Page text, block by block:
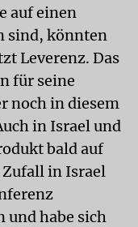
auf einen
sind, könnten
Leverenz. Das
für seine
noch in diesem
in Israel und
bald auf
in Israel
und habe sich